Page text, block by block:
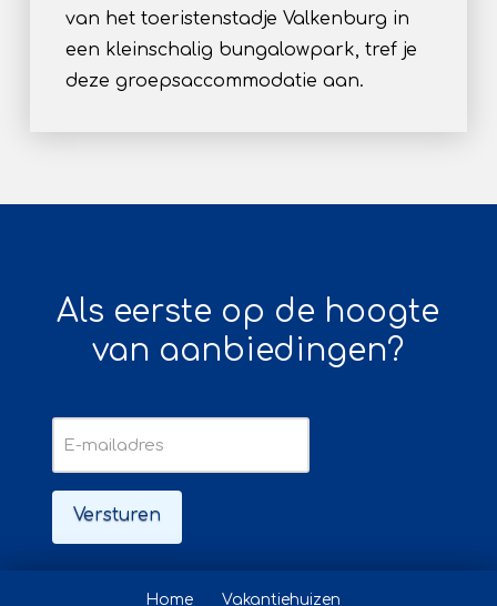
van het toeristenstadje Valkenburg in
een kleinschalig bungalowpark, tref je
deze groepsaccommodatie aan.
Als eerste op de hoogte
van aanbiedingen?
Home Vakantiehuizen